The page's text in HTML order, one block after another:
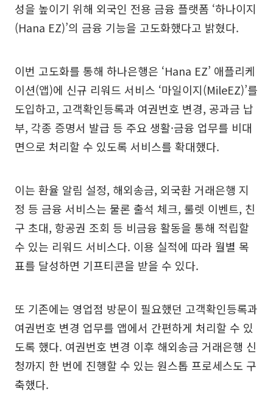
성을 높이기 위해 외국인 전용 금융 플랫폼 ‘하나이지
(Hana EZ)’의 금융 기능을 고도화했다고 밝혔다.
이번 고도화를 통해 하나은행은 ‘Hana EZ’ 애플리케
이션(앱)에 신규 리워드 서비스 ‘마일이지(MileEZ)’를
도입하고, 고객확인등록과 여권번호 변경, 공과금 납
부, 각종 증명서 발급 등 주요 생활·금융 업무를 비대
면으로 처리할 수 있도록 서비스를 확대했다.
이는 환율 알림 설정, 해외송금, 외국환 거래은행 지
정 등 금융 서비스는 물론 출석 체크, 룰렛 이벤트, 친
구 초대, 항공권 조회 등 비금융 활동을 통해 적립할
수 있는 리워드 서비스다. 이용 실적에 따라 월별 목
표를 달성하면 기프티콘을 받을 수 있다.
또 기존에는 영업점 방문이 필요했던 고객확인등록과
여권번호 변경 업무를 앱에서 간편하게 처리할 수 있
도록 했다. 여권번호 변경 이후 해외송금 거래은행 신
청까지 한 번에 진행할 수 있는 원스톱 프로세스도 구
축했다.